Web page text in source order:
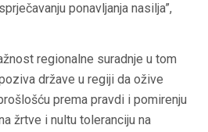
ponavljanja nasilja”,
regionalne suradnje u tom
države u regiji da ožive
prema pravdi i pomirenju
žrtve i nultu toleranciju na